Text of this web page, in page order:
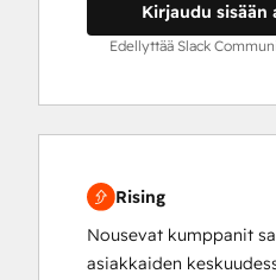
Kirjaudu sisään
Edellyttää Slack
Rising
Nousevat kumppanit
asiakkaiden